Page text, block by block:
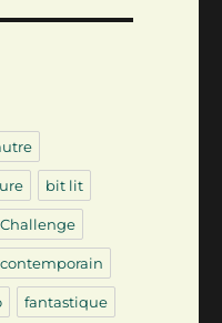
bit lit
Challenge
contemporain
fantastique